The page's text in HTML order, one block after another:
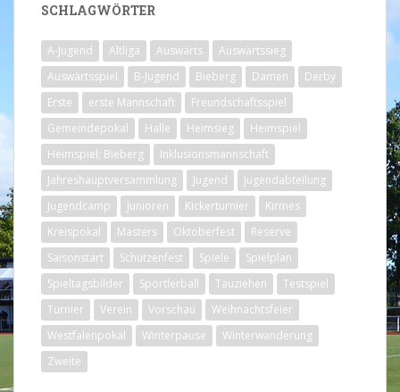
SCHLAGWÖRTER
A-Jugend Altliga Auswärts
Auswärtssieg
Auswärtsspiel
B-Jugend Bieberg Damen
Derby
Erste
erste Mannschaft
Freundschaftsspiel
Gemeindepokal
Halle Heimsieg
Heimspiel
Heimspiel; Bieberg
Inklusionsmannschaft
Jahreshauptversammlung
Jugend
Jugendabteilung
Jugendcamp
Junioren Kickerturnier
Kirmes
Kreispokal
Masters Oktoberfest
Reserve
Saisonstart
Schützenfest Spiele
Spielplan
Spieltagsbilder
Sportlerball Tauziehen
Testspiel
Turnier
Verein Vorschau
Weihnachtsfeier
Westfalenpokal
Winterpause
Winterwanderung
Zweite